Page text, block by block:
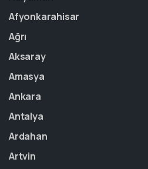
Afyonkarahisar
Ağrı
Aksaray
Amasya
Ankara
Antalya
Ardahan
Artvin